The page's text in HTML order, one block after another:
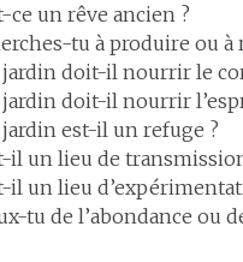
ce un rêve ancien ?
tu à produire ou à
jardin doit-il nourrir le
jardin doit-il nourrir
est-il un refuge ?
il un lieu de
il un lieu
tu de l’abondance ou